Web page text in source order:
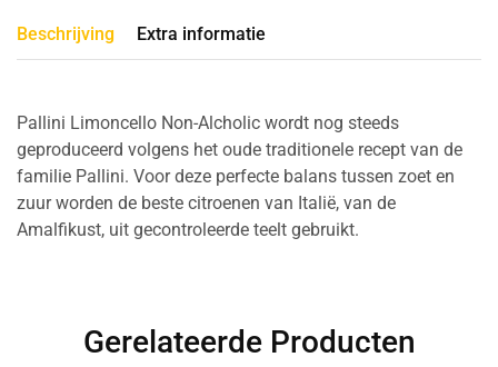
Beschrijving Extra informatie
Pallini Limoncello Non-Alcholic wordt nog steeds
geproduceerd volgens het oude traditionele recept van de
familie Pallini. Voor deze perfecte balans tussen zoet en
zuur worden de beste citroenen van Italië, van de
Amalfikust, uit gecontroleerde teelt gebruikt.
Gerelateerde Producten